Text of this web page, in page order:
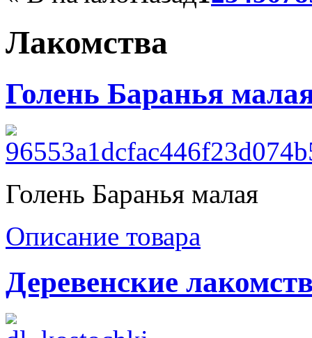
Лакомства
Голень Баранья
Голень Баранья малая
Описание товара
Деревенские